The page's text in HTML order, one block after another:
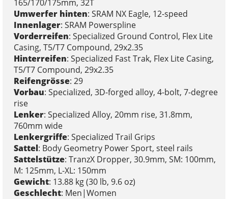
165/170/175mm, 32T
Umwerfer hinten: SRAM NX Eagle, 12-speed
Innenlager: SRAM Powerspline
Vorderreifen: Specialized Ground Control, Flex Lite
Casing, T5/T7 Compound, 29x2.35
Hinterreifen: Specialized Fast Trak, Flex Lite Casing,
T5/T7 Compound, 29x2.35
Reifengrösse: 29
Vorbau: Specialized, 3D-forged alloy, 4-bolt, 7-degree
rise
Lenker: Specialized Alloy, 20mm rise, 31.8mm,
760mm wide
Lenkergriffe: Specialized Trail Grips
Sattel: Body Geometry Power Sport, steel rails
Sattelstütze: TranzX Dropper, 30.9mm, SM: 100mm,
M: 125mm, L-XL: 150mm
Gewicht: 13.88 kg (30 lb, 9.6 oz)
Geschlecht: Men|Women